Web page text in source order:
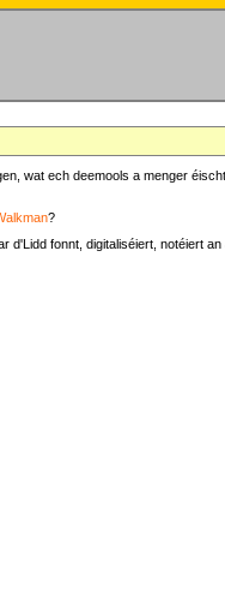
wat ech deemools a menger
?
fonnt, digitaliséiert, notéiert